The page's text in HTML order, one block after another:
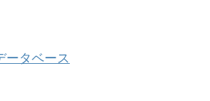
ータベース